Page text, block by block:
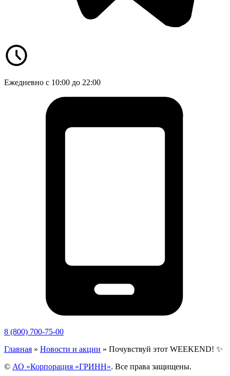
Ежедневно с 10:00 до 22:00
8 (800) 700-75-00
Главная » Новости и акции » Почувствуй этот WEEKEND! ✨
© АО «Корпорация «ГРИНН». Все права защищены.